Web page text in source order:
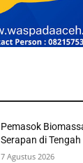
Pemasok
Serapan di
7 Agustus 2026